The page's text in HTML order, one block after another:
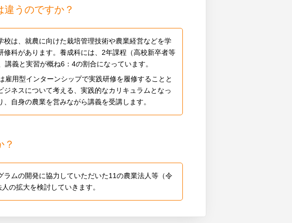
違うのですか？
は、就農に向けた栽培管理技術や農業経営などを学
科があります。養成科には、2年課程（高校新卒者等
義と実習が概ね6：4の割合になっています。
用型インターンシップで実践研修を履修することと
ネスについて考える、実践的なカリキュラムとなっ
自身の農業を営みながら講義を受講します。
？
ムの開発に協力していただいた11の農業法人等（令
の拡大を検討していきます。